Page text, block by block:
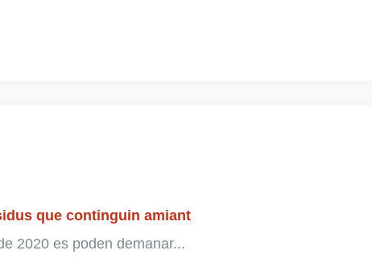
que continguin amiant
2020 es poden demanar...